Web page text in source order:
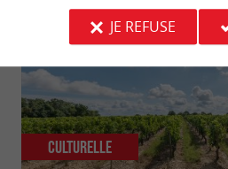
Culturelle
JE REFUSE